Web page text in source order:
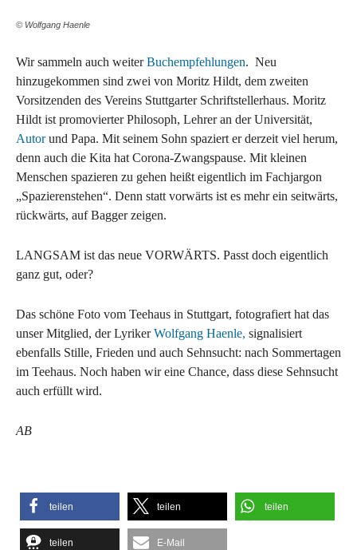
© Wolfgang Haenle
Wir sammeln auch weiterBuchempfehlungen. Neu
hinzugekommen sind zwei von Moritz Hildt, dem zweiten
Vorsitzenden des Vereins Stuttgarter Schriftstellerhaus. Moritz
Hildt ist promovierter Philosoph, Lehrer an der Universität,
Autorund Papa. Mit seinem Sohn spaziert er derzeit viel herum,
denn auch die Kita hat Corona-Zwangspause. Mit kleinen
Menschen spazieren zu gehen heißt eigentlich im Fachjargon
„Spazierenstehen“. Denn statt vorwärts ist es mehr ein seitwärts,
rückwärts, auf Bagger zeigen.
LANGSAM ist das neue VORWÄRTS. Passt doch eigentlich
ganz gut, oder?
Das schöne Foto vom Teehaus in Stuttgart, fotografiert hat das
unser Mitglied, der LyrikerWolfgang Haenle, signalisiert
ebenfalls Stille, Frieden und auch Sehnsucht: nach Sommertagen
im Teehaus. Noch haben wir eine Chance, dass diese Sehnsucht
auch erfüllt wird.
AB
teilen teilen teilen
teilen E-Mail